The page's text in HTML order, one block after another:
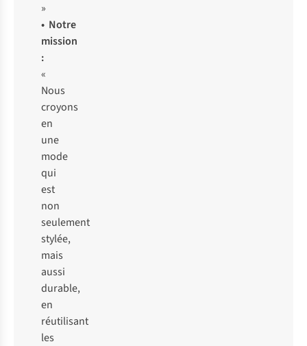
»
• Notre
mission
:
«
Nous
croyons
en
une
mode
qui
est
non
seulement
stylée,
mais
aussi
durable,
en
réutilisant
les